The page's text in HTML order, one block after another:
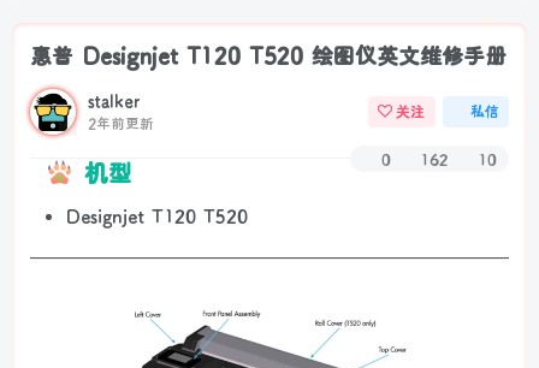
惠普 Designjet T120 T520 绘图仪英文维修手册
stalker
2年前更新
关注 私信
0 162 10
机型
Designjet T120 T520